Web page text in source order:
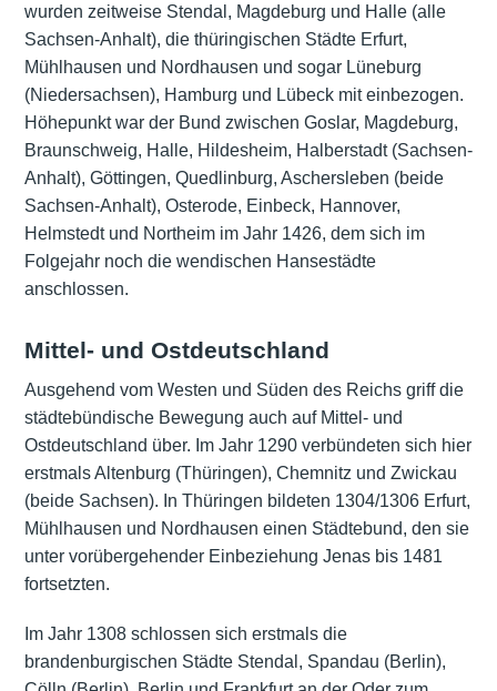
wurden zeitweise Stendal, Magdeburg und Halle (alle
Sachsen-Anhalt), die thüringischen Städte Erfurt,
Mühlhausen und Nordhausen und sogar Lüneburg
(Niedersachsen), Hamburg und Lübeck mit einbezogen.
Höhepunkt war der Bund zwischen Goslar, Magdeburg,
Braunschweig, Halle, Hildesheim, Halberstadt (Sachsen-
Anhalt), Göttingen, Quedlinburg, Aschersleben (beide
Sachsen-Anhalt), Osterode, Einbeck, Hannover,
Helmstedt und Northeim im Jahr 1426, dem sich im
Folgejahr noch die wendischen Hansestädte
anschlossen.
Mittel- und Ostdeutschland
Ausgehend vom Westen und Süden des Reichs griff die
städtebündische Bewegung auch auf Mittel- und
Ostdeutschland über. Im Jahr 1290 verbündeten sich hier
erstmals Altenburg (Thüringen), Chemnitz und Zwickau
(beide Sachsen). In Thüringen bildeten 1304/1306 Erfurt,
Mühlhausen und Nordhausen einen Städtebund, den sie
unter vorübergehender Einbeziehung Jenas bis 1481
fortsetzten.
Im Jahr 1308 schlossen sich erstmals die
brandenburgischen Städte Stendal, Spandau (Berlin),